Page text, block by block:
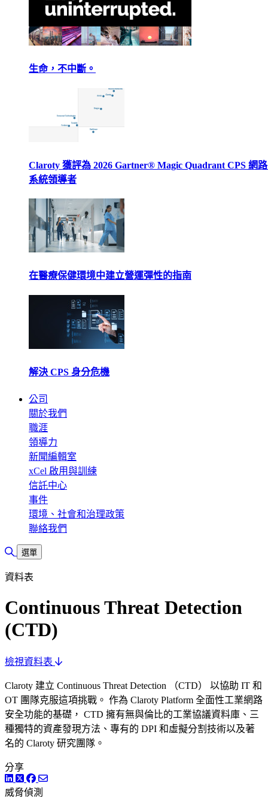
生命，不中斷。
Claroty 獲評為 2026 Gartner® Magic Quadrant CPS 網
系統領導者
在醫療保健環境中建立營運彈性的指南
解決 CPS 身分危機
公司
關於我們
職涯
領導力
新聞編輯室
xCel 啟用與訓練
信託中心
事件
環境、社會和治理政策
聯絡我們
切換搜尋
選單
資料表
Continuous Threat Detection
(CTD)
檢視資料表
Claroty 建立 Continuous Threat Detection （CTD） 以協助 IT 和
OT 團隊克服這項挑戰。 作為 Claroty Platform 全面性工業網路
安全功能的基礎， CTD 擁有無與倫比的工業協議資料庫、三
種獨特的資產發現方法、專有的 DPI 和虛擬分割技術以及著
名的 Claroty 研究團隊。
分享
LinkedIn
TwitterFacebook
威脅偵測